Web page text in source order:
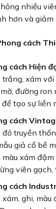
nhiều
hơn và giảm
cách
cách Hiện
trắng, xám
đường ron
tạo sự liền
cách
đỏ truyền
giả cổ bề
màu xám
viên gạch,
cách
xám, ghi,